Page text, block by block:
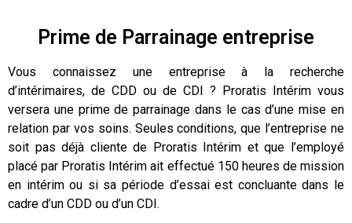
Prime de Parrainage entreprise
Vous connaissez une entreprise à la recherche
d’intérimaires, de CDD ou de CDI ? Proratis Intérim vous
versera une prime de parrainage dans le cas d’une mise en
relation par vos soins. Seules conditions, que l’entreprise ne
soit pas déjà cliente de Proratis Intérim et que l’employé
placé par Proratis Intérim ait effectué 150 heures de mission
en intérim ou si sa période d’essai est concluante dans le
cadre d’un CDD ou d’un CDI.